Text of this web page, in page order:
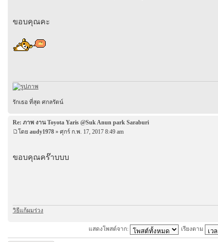
ขอบคุณคะ
รักเธอ ที่สุด ศกลรัตน์
Re: ภาพ งาน Toyota Yaris @Suk Anun park Saraburi
โดย audy1978 » ศุกร์ ก.พ. 17, 2017 8:49 am
ขอบคุณคร๊าบบบ
วิธีแก้ผมร่วง
แสดงโพสต์จาก: เรียงตาม